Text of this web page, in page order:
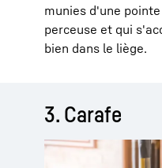
munies d'une
perceuse et qui
bien dans le liège.
3. Carafe